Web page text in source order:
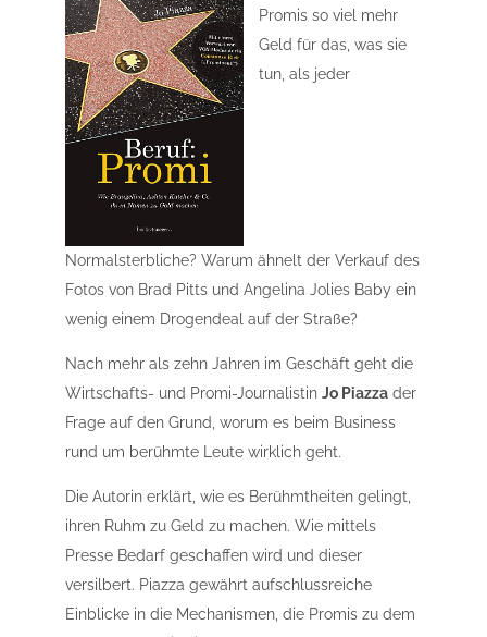
Promis so viel mehr
Geld für das, was sie
tun, als jeder
Normalsterbliche? Warum ähnelt der Verkauf des
Fotos von Brad Pitts und Angelina Jolies Baby ein
wenig einem Drogendeal auf der Straße?
Nach mehr als zehn Jahren im Geschäft geht die
Wirtschafts- und Promi-Journalistin Jo Piazza der
Frage auf den Grund, worum es beim Business
rund um berühmte Leute wirklich geht.
Die Autorin erklärt, wie es Berühmtheiten gelingt,
ihren Ruhm zu Geld zu machen. Wie mittels
Presse Bedarf geschaffen wird und dieser
versilbert. Piazza gewährt aufschlussreiche
Einblicke in die Mechanismen, die Promis zu dem